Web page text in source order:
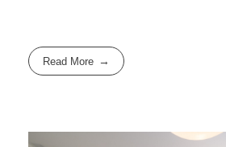
Read More